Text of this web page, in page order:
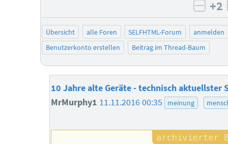
+2
Übersicht alle Foren SELFHTML-Forum
anmelden
Benutzerkonto erstellen
Beitrag im Thread-Baum
10 Jahre alte Geräte - technisch aktuellster
MrMurphy1 11.11.2016 00:35 meinung